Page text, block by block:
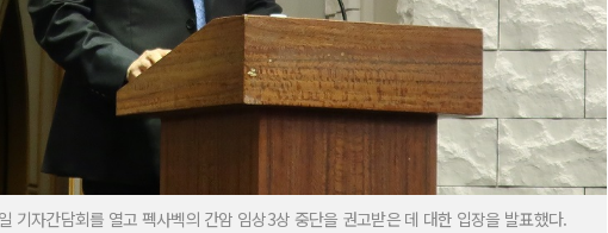
기자간담회를 열고 펙사벡의 간암 임상3상 중단을 권고받은 데 대한 입장을 발표했다.